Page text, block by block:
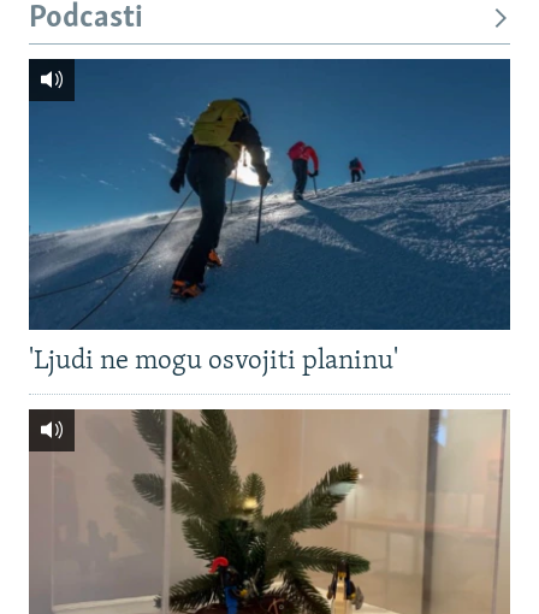
Podcasti
'Ljudi ne mogu osvojiti planinu'